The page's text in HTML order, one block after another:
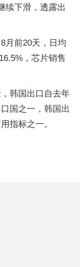
续下滑，透露出
月前20天，日均
，芯片销售
韩国出口自去年
国之一，韩国出
指标之一。